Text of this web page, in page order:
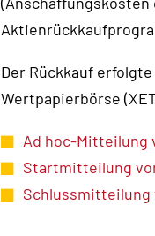
Der Rückkauf
Wertpapierbörse
Ad hoc-Mitteilung
Startmitteilung
Schlussmitteilung